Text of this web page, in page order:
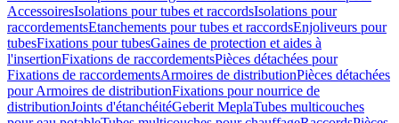
AccessoiresIsolations pour tubes et raccordsIsolations pour
raccordementsEtanchements pour tubes et raccordsEnjoliveurs pour
tubesFixations pour tubesGaines de protection et aides à
l'insertionFixations de raccordementsPièces détachées pour
Fixations de raccordementsArmoires de distributionPièces détachées
pour Armoires de distributionFixations pour nourrice de
distributionJoints d'étanchéitéGeberit MeplaTubes multicouches